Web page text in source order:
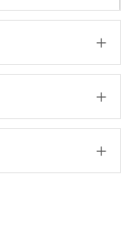
sapı
kolaydır.
bıçak,